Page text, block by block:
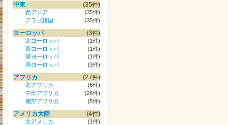
中東 (35件)
西アジア
(35件)
アラブ諸国
(35件)
ヨーロッパ (3件)
北ヨーロッパ
(1件)
西ヨーロッパ
(1件)
東ヨーロッパ
(1件)
南ヨーロッパ
(3件)
アフリカ (27件)
北アフリカ
(6件)
中部アフリカ
(26件)
南部アフリカ
(5件)
アメリカ大陸 (4件)
北アメリカ
(1件)